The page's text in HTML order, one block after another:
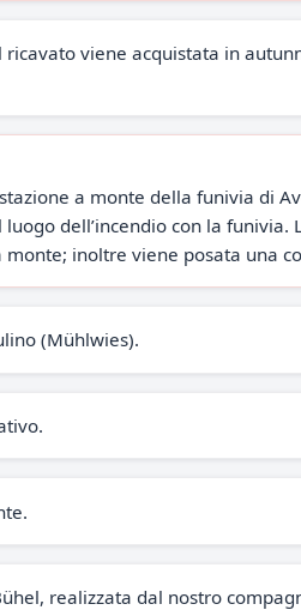
viene acquistata in
a monte della funivia di
dell’incendio con la funivia.
inoltre viene posata una
(Mühlwies).
realizzata dal nostro